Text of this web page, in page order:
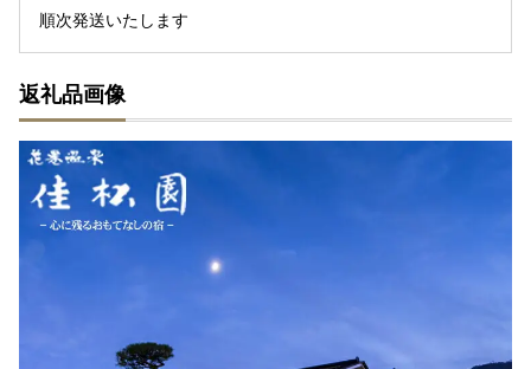
順次発送いたします
返礼品画像